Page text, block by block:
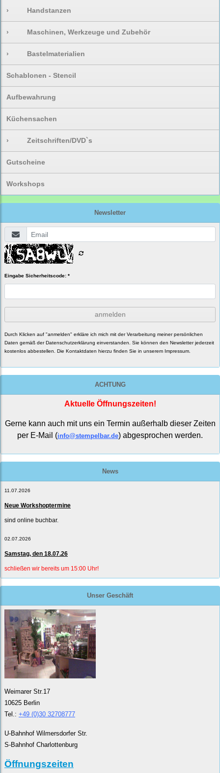
› Handstanzen
› Maschinen, Werkzeuge und Zubehör
› Bastelmaterialien
Schablonen - Stencil
Aufbewahrung
Küchensachen
› Zeitschriften/DVD`s
Gutscheine
Workshops
Newsletter
Eingabe Sicherheitscode: *
anmelden
Durch Klicken auf "anmelden" erkläre ich mich mit der Verarbeitung meiner persönlichen
Daten gemäß der Datenschutzerklärung einverstanden. Sie können den Newsletter jederzeit
kostenlos abbestellen. Die Kontaktdaten hierzu finden Sie in unserem Impressum.
ACHTUNG
Aktuelle Öffnungszeiten!
Gerne kann auch mit uns ein Termin außerhalb dieser Zeiten
per E-Mail (info@stempelbar.de) abgesprochen werden.
News
11.07.2026
Neue Workshoptermine
sind online buchbar.
02.07.2026
Samstag, den 18.07.26
schließen wir bereits um 15:00 Uhr!
Unser Geschäft
Weimarer Str.17
10625 Berlin
Tel.: +49 (0)30 32708777
U-Bahnhof Wilmersdorfer Str.
S-Bahnhof Charlottenburg
Öffnungszeiten